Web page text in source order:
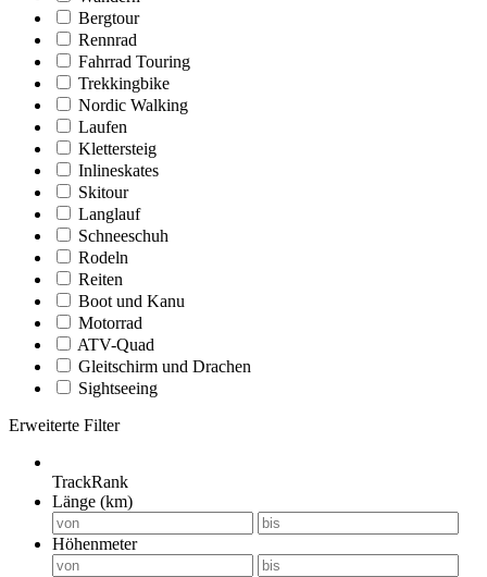
Bergtour
Rennrad
Fahrrad Touring
Trekkingbike
Nordic Walking
Laufen
Klettersteig
Inlineskates
Skitour
Langlauf
Schneeschuh
Rodeln
Reiten
Boot und Kanu
Motorrad
ATV-Quad
Gleitschirm und Drachen
Sightseeing
Erweiterte Filter
TrackRank
Länge (km)
Höhenmeter